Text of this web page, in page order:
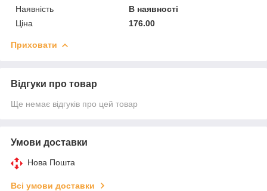
Наявність
В наявності
Ціна
176.00
Приховати
Відгуки про товар
Ще немає відгуків про цей товар
Умови доставки
Нова Пошта
Всі умови доставки